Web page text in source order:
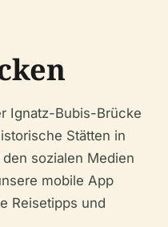
Ignatz-Bubis-Brücke
Stätten in
sozialen Medien
mobile App
Reisetipps und